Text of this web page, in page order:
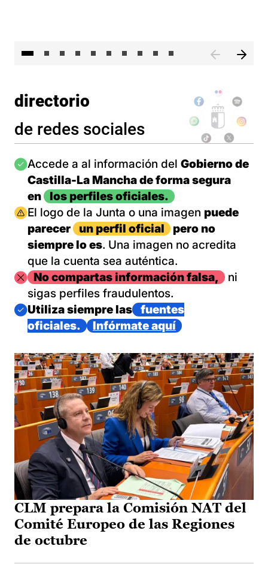
directorio
de redes sociales
Imagen
Accede a al información del Gobierno de
Castilla-La Mancha de forma segura
en
los perfiles oficiales.
Imagen
El logo de la Junta o una imagen puede
parecer
un perfil oficial
pero no
siempre lo es. Una imagen no acredita
que la cuenta sea auténtica.
ImagenNo compartas información falsa,
ni
sigas perfiles fraudulentos.
Imagen
Utiliza siempre las
fuentes
oficiales.
Infórmate aquí
CLM prepara la Comisión NAT del
Comité Europeo de las Regiones
de octubre